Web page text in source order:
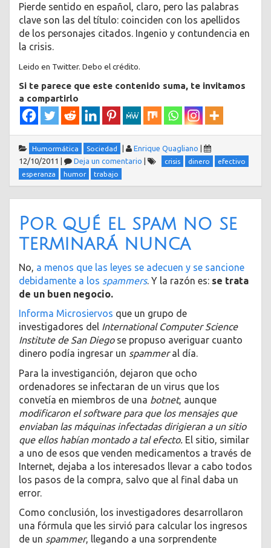
Pierde sentido en español, claro, pero las palabras
clave son las del título: coinciden con los apellidos
de los personajes citados. Ingenio y contundencia en
la crisis.
Leido en Twitter. Debo el crédito.
Si te parece que este contenido suma, te invitamos
a compartirlo
Humormática Sociedad | Enrique Quagliano |
12/10/2011 | Deja un comentario | crisis dinero
efectivo
esperanza
humor trabajo
Por qué el spam no se
terminará nunca
No, a menos que las leyes se adecuen y se sancione
debidamente a los spammers. Y la razón es: se trata
de un buen negocio.
Informa Microsiervos que un grupo de
investigadores del International Computer Science
Institute de San Diegose propuso averiguar cuanto
dinero podía ingresar un spammeral día.
Para la investiganción, dejaron que ocho
ordenadores se infectaran de un virus que los
convetía en miembros de una botnet, aunque
modificaron el software para que los mensajes que
enviaban las máquinas infectadas dirigieran a un sitio
que ellos habían montado a tal efecto. El sitio, similar
a uno de esos que venden medicamentos a través de
Internet, dejaba a los interesados llevar a cabo todos
los pasos de la compra, salvo que al final daba un
error.
Como conclusión, los investigadores desarrollaron
una fórmula que les sirvió para calcular los ingresos
de un spammer, llegando a una sorprendente